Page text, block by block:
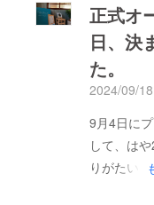
正式オ
日、決
た。
2024/09/
9月4日に
して、は
りがたい